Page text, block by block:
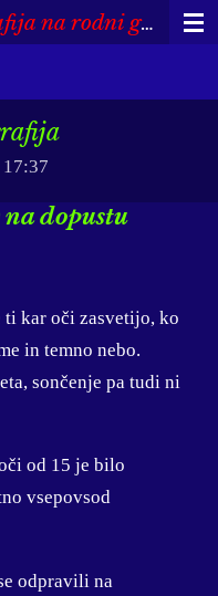
Astronomija in astrofotografija na rodni grudi
dopustu
ti kar oči zasvetijo, ko
in temno nebo.
sončenje pa tudi ni
od 15 je bilo
vsepovsod
odpravili na